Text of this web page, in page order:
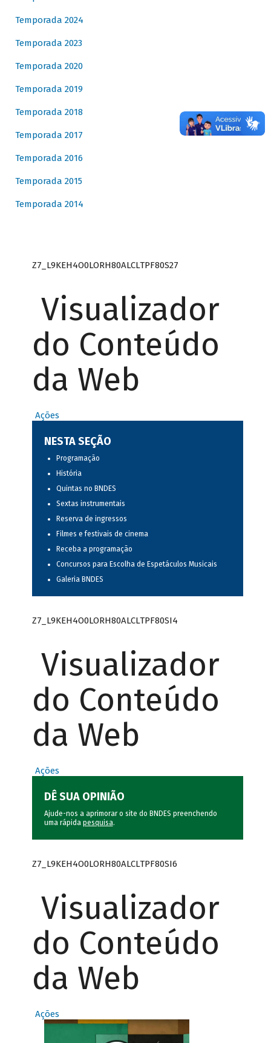
Temporada 2024
Temporada 2023
Temporada 2020
Temporada 2019
Temporada 2018
Temporada 2017
Temporada 2016
Temporada 2015
Temporada 2014
Z7_L9KEH4O0LORH80ALCLTPF80S27
Visualizador
do Conteúdo
da Web
Ações
NESTA SEÇÃO
Programação
História
Quintas no BNDES
Sextas instrumentais
Reserva de ingressos
Filmes e festivais de cinema
Receba a programação
Concursos para Escolha de Espetáculos Musicais
Galeria BNDES
Z7_L9KEH4O0LORH80ALCLTPF80SI4
Visualizador
do Conteúdo
da Web
Ações
DÊ SUA OPINIÃO
Ajude-nos a aprimorar o site do BNDES preenchendo
uma rápida pesquisa.
Z7_L9KEH4O0LORH80ALCLTPF80SI6
Visualizador
do Conteúdo
da Web
Ações